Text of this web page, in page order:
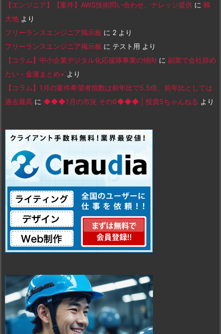
【エンジニア】【案件】AWS技術問い合わせ、ナレッジ提供 に 鶴
大地 より
フリーランスエンジニア掲示板 に 2 より
フリーランスエンジニア掲示板 に テスト用 より
【コラム】中小企業デジタル化応援隊事業の傾向 に 副業で会社辞め
たい - 金速まとめ+ より
【コラム】1月の案件希望者指数は前年比で5.5倍、前年比としては
過去最高 に ◆◆◆1月の市況 その6◆◆◆ | 投資5ちゃんねる より